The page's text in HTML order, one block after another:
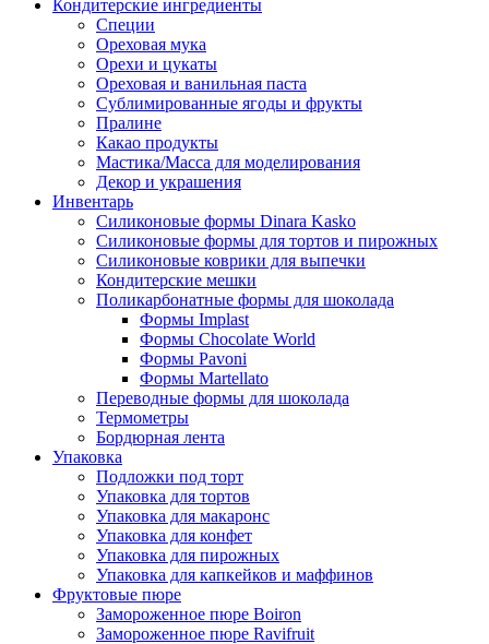
Кондитерские ингредиенты
Специи
Ореховая мука
Орехи и цукаты
Ореховая и ванильная паста
Сублимированные ягоды и фрукты
Пралине
Какао продукты
Мастика/Масса для моделирования
Декор и украшения
Инвентарь
Силиконовые формы Dinara Kasko
Силиконовые формы для тортов и пирожных
Силиконовые коврики для выпечки
Кондитерские мешки
Поликарбонатные формы для шоколада
Формы Implast
Формы Chocolate World
Формы Pavoni
Формы Martellato
Переводные формы для шоколада
Термометры
Бордюрная лента
Упаковка
Подложки под торт
Упаковка для тортов
Упаковка для макаронс
Упаковка для конфет
Упаковка для пирожных
Упаковка для капкейков и маффинов
Фруктовые пюре
Замороженное пюре Boiron
Замороженное пюре Ravifruit